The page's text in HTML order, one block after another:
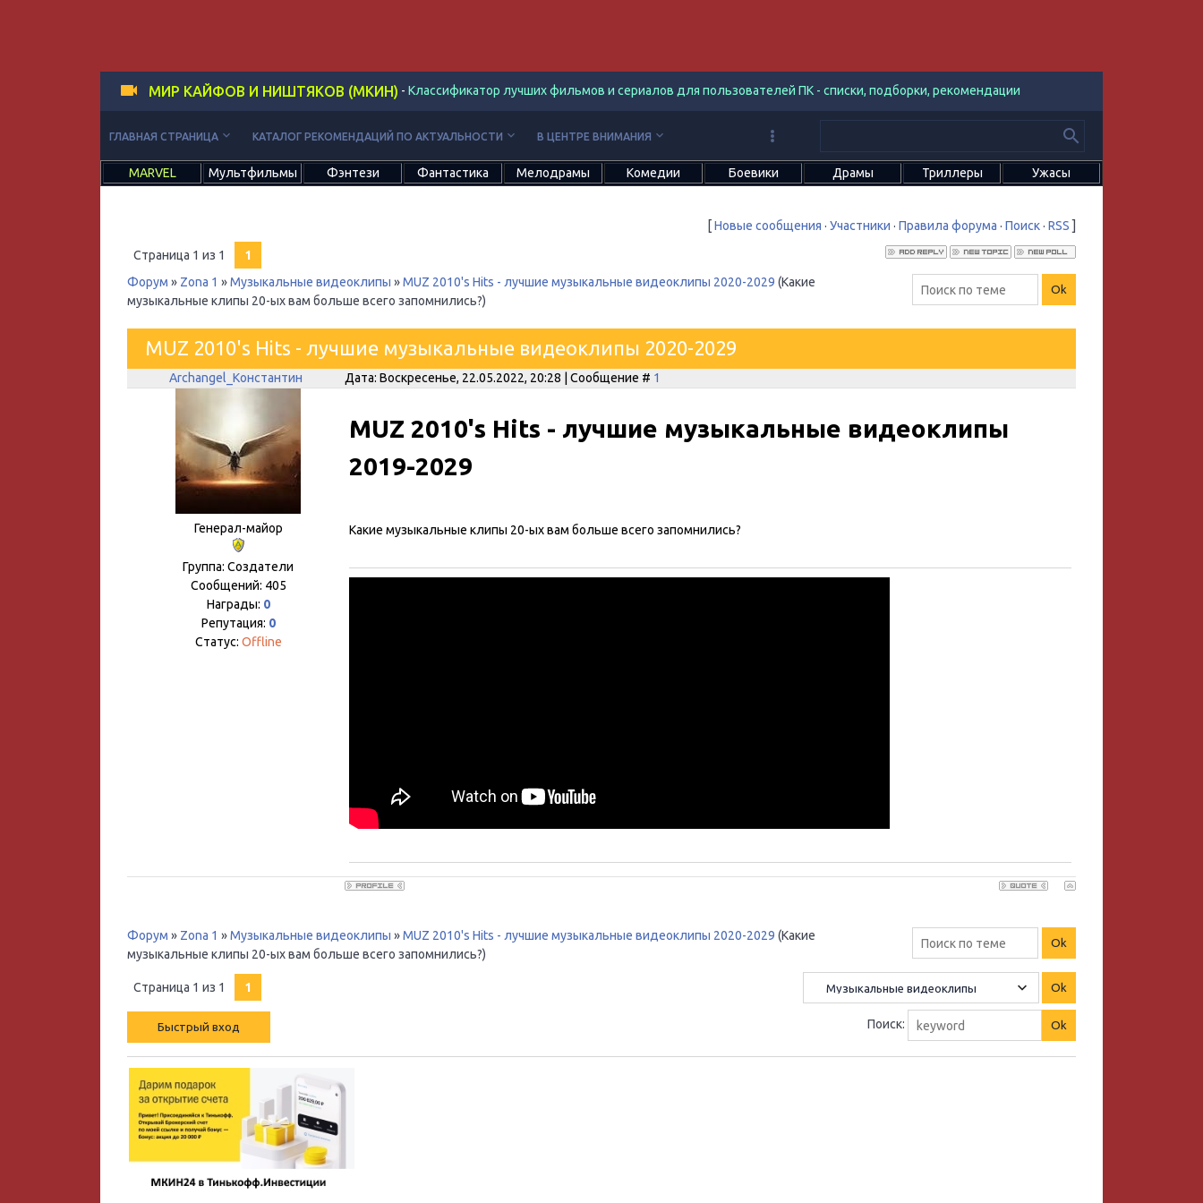
МИР КАЙФОВ И НИШТЯКОВ (МКИН) - Классификатор лучших фильмов и сериалов для пользователей ПК - списки, подборки, рекомендации
ГЛАВНАЯ СТРАНИЦА keyboard_arrow_down КАТАЛОГ РЕКОМЕНДАЦИЙ ПО АКТУАЛЬНОСТИ keyboard_arrow_down В ЦЕНТРЕ ВНИМАНИЯ keyboard_arrow_down
MARVEL Мультфильмы Фэнтези Фантастика Мелодрамы Комедии Боевики Драмы Триллеры Ужасы
[Новые сообщения · Участники · Правила форума · Поиск· RSS ]
Страница 1 из 1
1
Форум » Zona 1 »Музыкальные видеоклипы »MUZ 2010's Hits - лучшие музыкальные видеоклипы 2020-2029 (Какие
музыкальные клипы 20-ых вам больше всего запомнились?)
MUZ 2010's Hits - лучшие музыкальные видеоклипы 2020-2029
Archangel_Константин Дата: Воскресенье, 22.05.2022, 20:28 | Сообщение # 1
Генерал-майор
Группа: Создатели
Сообщений: 405
Награды: 0
Репутация: 0
Статус: Offline
MUZ 2010's Hits - лучшие музыкальные видеоклипы
2019-2029
Какие музыкальные клипы 20-ых вам больше всего запомнились?
Форум » Zona 1 »Музыкальные видеоклипы »MUZ 2010's Hits - лучшие музыкальные видеоклипы 2020-2029 (Какие
музыкальные клипы 20-ых вам больше всего запомнились?)
Страница 1 из 1 1
Поиск: